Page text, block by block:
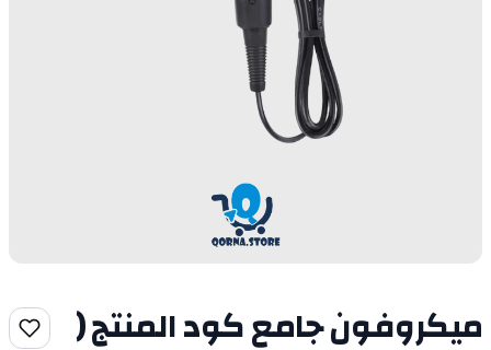
ميكروفون جامع كود المنتج (